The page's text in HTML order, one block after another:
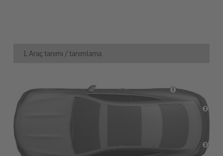
1. Araç tanımı / tanımlama